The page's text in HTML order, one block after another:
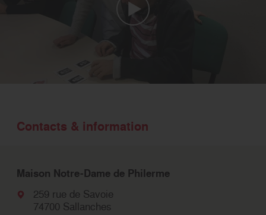
Contacts & information
Maison Notre-Dame de Philerme
259 rue de Savoie
74700 Sallanches